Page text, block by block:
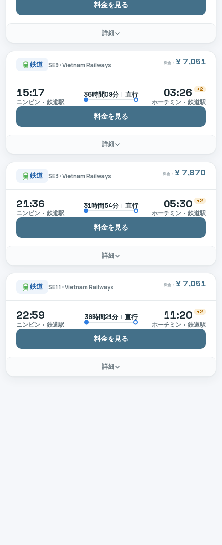
料金を見る
詳細
鉄道 SE9 •Vietnam Railways 料金： ¥ 7,051
15:17
ニンビン • 鉄道駅
36時間09分 | 直行 03:26 +2
ホーチミン • 鉄道駅
料金を見る
詳細
鉄道 SE3 •Vietnam Railways 料金： ¥ 7,870
21:36
ニンビン • 鉄道駅
31時間54分 | 直行 05:30 +2
ホーチミン • 鉄道駅
料金を見る
詳細
鉄道 SE11 •Vietnam Railways 料金： ¥ 7,051
22:59
ニンビン • 鉄道駅
36時間21分 | 直行 11:20 +2
ホーチミン • 鉄道駅
料金を見る
詳細